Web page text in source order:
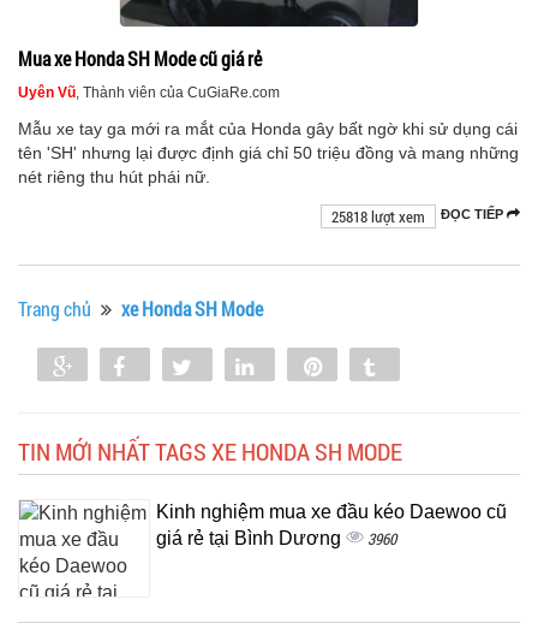
Mua xe Honda SH Mode cũ giá rẻ
Uyên Vũ, Thành viên của CuGiaRe.com
Mẫu xe tay ga mới ra mắt của Honda gây bất ngờ khi sử dụng cái
tên 'SH' nhưng lại được định giá chỉ 50 triệu đồng và mang những
nét riêng thu hút phái nữ.
ĐỌC TIẾP
25818 lượt xem
Trang chủ xe Honda SH Mode
Share Share Tweet Share
TIN MỚI NHẤT TAGS XE HONDA SH MODE
Kinh nghiệm mua xe đầu kéo Daewoo cũ
giá rẻ tại Bình Dương
3960